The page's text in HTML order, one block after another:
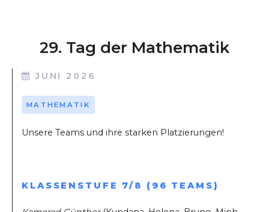
29. Tag der Mathematik
JUNI 2026
MATHEMATIK
Unsere Teams und ihre starken Platzierungen!
KLASSENSTUFE 7/8 (96 TEAMS)